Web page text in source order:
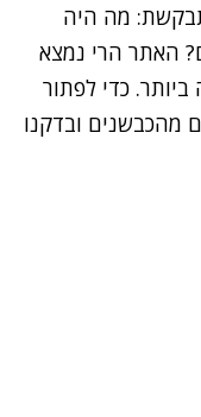
מה היה
האתר הרי נמצא
כדי לפתור
מהכבשנים ובדקנו